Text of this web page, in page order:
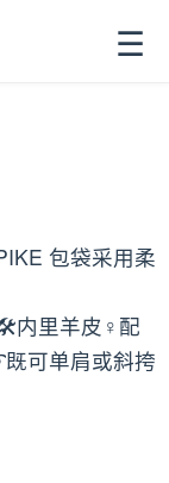
☰
包袋采用柔
内里羊皮♀️配
可单肩或斜挎